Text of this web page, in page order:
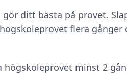
ditt bästa på provet.
flera
minst 2